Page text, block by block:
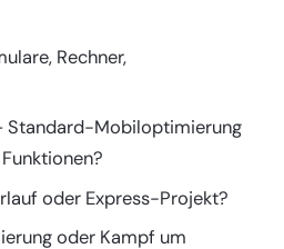
Rechner,
Standard-Mobiloptimierung
oder Express-Projekt?
oder Kampf um